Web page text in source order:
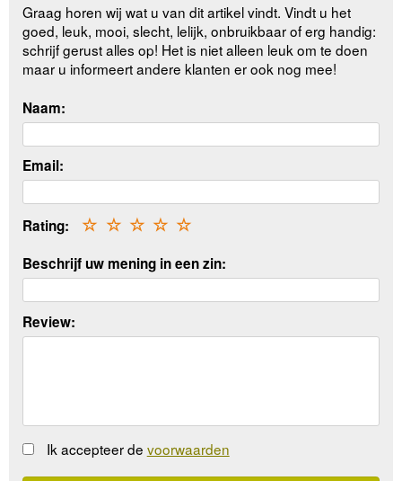
Graag horen wij wat u van dit artikel vindt. Vindt u het
goed, leuk, mooi, slecht, lelijk, onbruikbaar of erg handig:
schrijf gerust alles op! Het is niet alleen leuk om te doen
maar u informeert andere klanten er ook nog mee!
Naam:
Email:
Rating: ☆
☆
☆
☆
☆
Beschrijf uw mening in een zin:
Review:
Ik accepteer de voorwaarden